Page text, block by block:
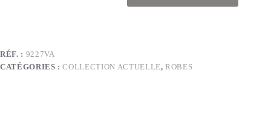
RÉF. : 9227VA
CATÉGORIES :COLLECTION ACTUELLE,ROBES